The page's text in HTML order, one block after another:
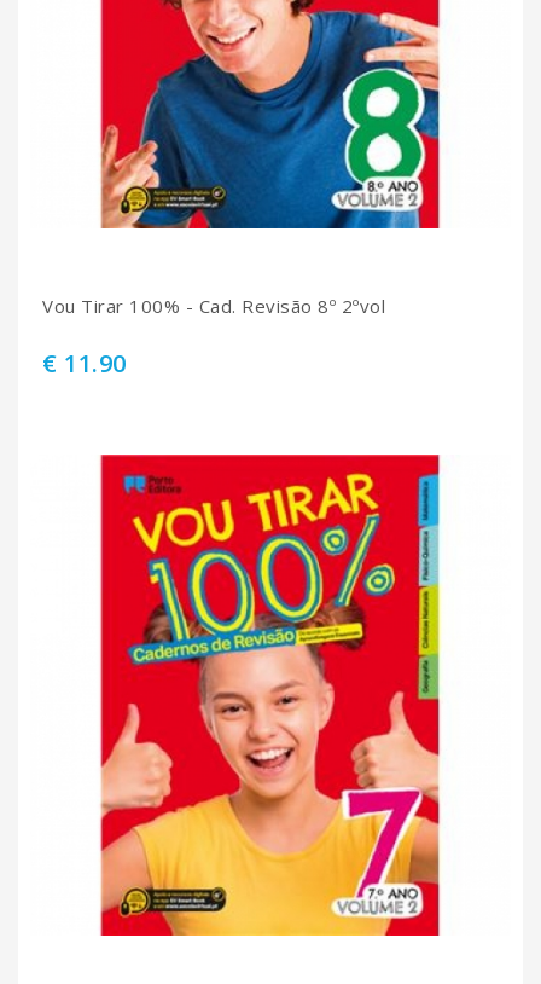
Vou Tirar 100% - Cad. Revisão 8º 2ºvol
€ 11.90